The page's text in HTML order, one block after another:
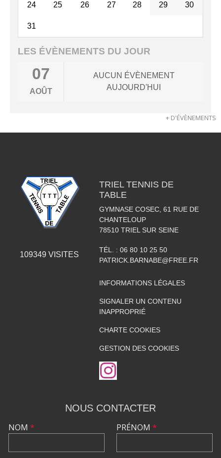
24 25 26 27 28 29 30
31
LES ÉVÈNEMENTS DU JOUR
07
AOÛT
AUCUN ÉVÈNEMENT
AUJOURD'HUI
+ D'ÉVÈNEMENTS
109349 VISITES
TRIEL TENNIS DE
TABLE
GYMNASE COSEC, 61 RUE DE
CHANTELOUP
78510 TRIEL SUR SEINE
TÉL. : 06 80 10 25 50
PATRICK.BARNABE@FREE.FR
INFORMATIONS LÉGALES
SIGNALER UN CONTENU
INAPPROPRIÉ
CHARTE COOKIES
GESTION DES COOKIES
NOUS CONTACTER
NOM * PRÉNOM *